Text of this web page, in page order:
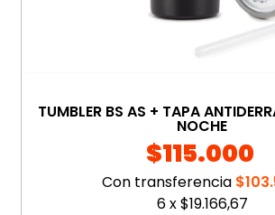
TUMBLER BS AS + TAPA
NOCHE
$115.000
Con transferencia
6x$19.166,67